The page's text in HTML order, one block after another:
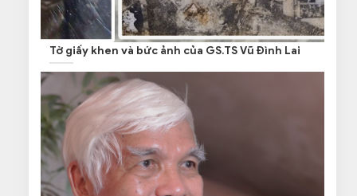
Tờ giấy khen và bức ảnh của GS.TS Vũ Đình Lai